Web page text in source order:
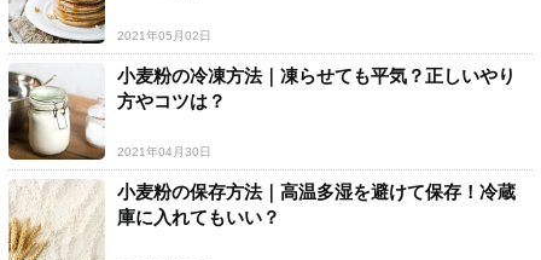
2021年05月02日
小麦粉の冷凍方法｜凍らせても平気？正しいやり
方やコツは？
2021年04月30日
小麦粉の保存方法｜高温多湿を避けて保存！冷蔵
庫に入れてもいい？